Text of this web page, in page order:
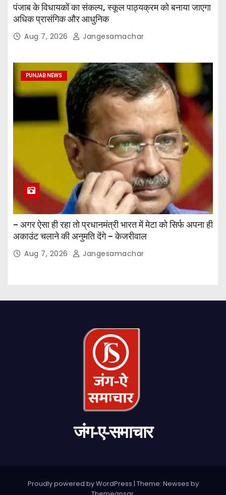
पंजाब के विधायकों का संकल्प, स्कूल पाठ्यक्रम को बनाया जाएगा
अधिक प्रासंगिक और आधुनिक
Aug 7, 2026 Jangesamachar
PUNJAB NEWS
– अगर ऐसा ही रहा तो प्रधानमंत्री भारत में मेटा को सिर्फ अपना ही
अकाउंट चलाने की अनुमति देंगे – केजरीवाल
Aug 7, 2026 Jangesamachar
जंग-ए-समाचार
Proudly powered by WordPress | Theme: Newses by